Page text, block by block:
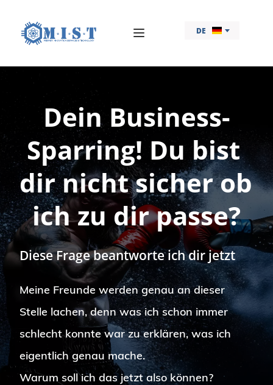
DE
Dein Business-
Sparring! Du bist
dir nicht sicher ob
ich zu dir passe?
Diese Frage beantworte ich dir jetzt
Meine Freunde werden genau an dieser
Stelle lachen, denn was ich schon immer
schlecht konnte war zu erklären, was ich
eigentlich genau mache.
Warum soll ich das jetzt also können?